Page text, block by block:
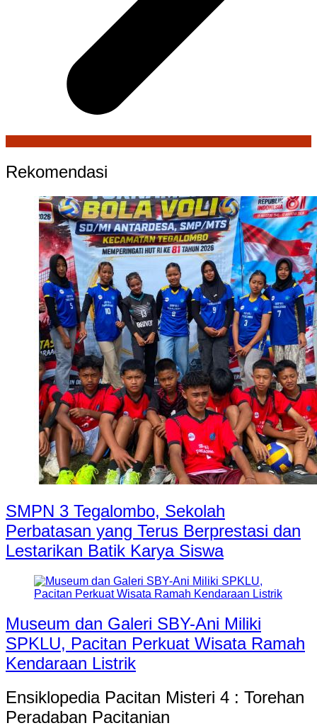
Rekomendasi
SMPN 3 Tegalombo, Sekolah
Perbatasan yang Terus Berprestasi dan
Lestarikan Batik Karya Siswa
Museum dan Galeri SBY-Ani Miliki
SPKLU, Pacitan Perkuat Wisata Ramah
Kendaraan Listrik
Ensiklopedia Pacitan Misteri 4 : Torehan
Peradaban Pacitanian